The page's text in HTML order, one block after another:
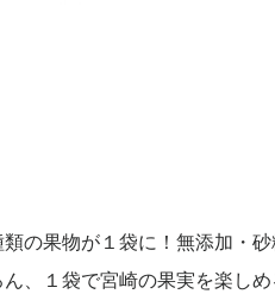
の果物が１袋に！無添加・
、１袋で宮崎の果実を楽し